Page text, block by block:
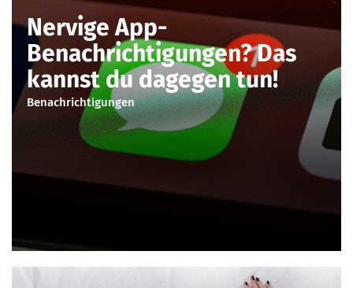
Nervige App-
Benachrichtigungen? Das
kannst du dagegen tun!
Benachrichtigungen